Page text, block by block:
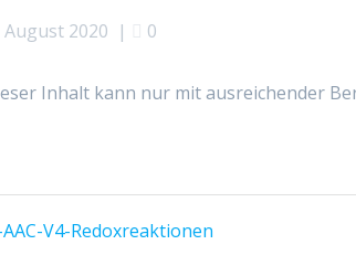
August 2020 | 0
Inhalt kann nur mit ausreichender
V4-Redoxreaktionen